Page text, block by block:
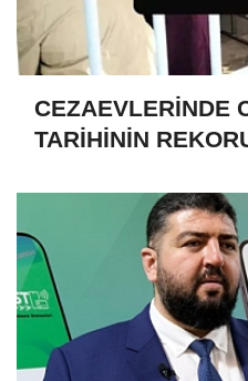
CEZAEVLERİNDE
TARİHİNİN